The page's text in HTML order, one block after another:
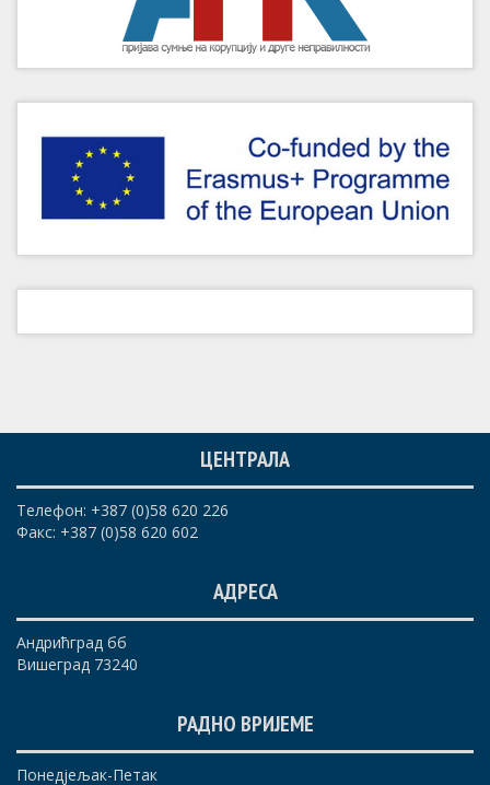
ЦЕНТРАЛА
Телефон: +387 (0)58 620 226
Факс: +387 (0)58 620 602
АДРЕСА
Андрићград бб
Вишеград 73240
РАДНО ВРИЈЕМЕ
Понедјељак-Петак